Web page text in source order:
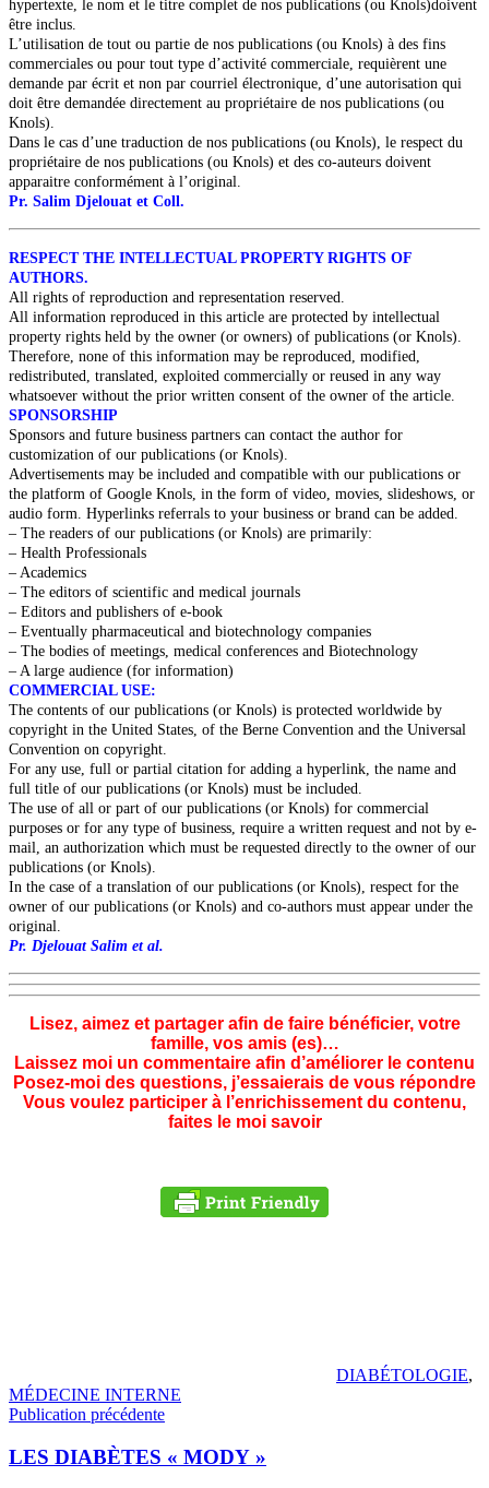
hypertexte, le nom et le titre complet de nos publications (ou Knols)doivent
être inclus.
L’utilisation de tout ou partie de nos publications (ou Knols) à des fins
commerciales ou pour tout type d’activité commerciale, requièrent une
demande par écrit et non par courriel électronique, d’une autorisation qui
doit être demandée directement au propriétaire de nos publications (ou
Knols).
Dans le cas d’une traduction de nos publications (ou Knols), le respect du
propriétaire de nos publications (ou Knols) et des co-auteurs doivent
apparaitre conformément à l’original.
Pr. Salim Djelouat et Coll.
RESPECT THE INTELLECTUAL PROPERTY RIGHTS OF
AUTHORS.
All rights of reproduction and representation reserved.
All information reproduced in this article are protected by intellectual
property rights held by the owner (or owners) of publications (or Knols).
Therefore, none of this information may be reproduced, modified,
redistributed, translated, exploited commercially or reused in any way
whatsoever without the prior written consent of the owner of the article.
SPONSORSHIP
Sponsors and future business partners can contact the author for
customization of our publications (or Knols).
Advertisements may be included and compatible with our publications or
the platform of Google Knols, in the form of video, movies, slideshows, or
audio form. Hyperlinks referrals to your business or brand can be added.
– The readers of our publications (or Knols) are primarily:
– Health Professionals
– Academics
– The editors of scientific and medical journals
– Editors and publishers of e-book
– Eventually pharmaceutical and biotechnology companies
– The bodies of meetings, medical conferences and Biotechnology
– A large audience (for information)
COMMERCIAL USE:
The contents of our publications (or Knols) is protected worldwide by
copyright in the United States, of the Berne Convention and the Universal
Convention on copyright.
For any use, full or partial citation for adding a hyperlink, the name and
full title of our publications (or Knols) must be included.
The use of all or part of our publications (or Knols) for commercial
purposes or for any type of business, require a written request and not by e-
mail, an authorization which must be requested directly to the owner of our
publications (or Knols).
In the case of a translation of our publications (or Knols), respect for the
owner of our publications (or Knols) and co-authors must appear under the
original.
Pr. Djelouat Salim et al.
Lisez, aimez et partager afin de faire bénéficier, votre
famille, vos amis (es)…
Laissez moi un commentaire afin d’améliorer le contenu
Posez-moi des questions, j’essaierais de vous répondre
Vous voulez participer à l’enrichissement du contenu,
faites le moi savoir
DIABÉTOLOGIE,
MÉDECINE INTERNE
Navigation
de
Publication précédente
LES DIABÈTES « MODY »